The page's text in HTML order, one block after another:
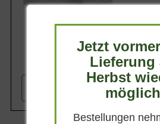
In den
Jetzt
Lieferung
Herbst
möglich
Bestellungen